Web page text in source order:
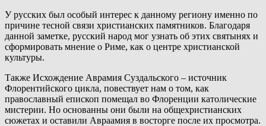
У русских был особый интерес к данному региону именно по
причине тесной связи христианских памятников. Благодаря
данной заметке, русский народ мог узнать об этих святынях и
сформировать мнение о Риме, как о центре христианской
культуры.
Также Исхождение Аврамия Суздальского – источник
Флорентийского цикла, повествует нам о том, как
православный епископ помещал во Флоренции католические
мистерии. Но основанны они были на общехристианских
сюжетах и оставили Авраамия в восторге после их просмотра.